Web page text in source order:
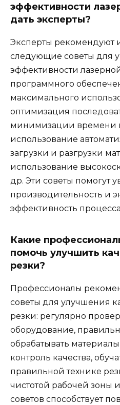
эффективности
дать эксперты?
Эксперты рекомендуют
следующие советы для
эффективности
программного
максимального
оптимизация
минимизации времени
использование
загрузки и разгрузки
использование
др. Эти советы помогут
производительность и
эффективность
Какие
помочь улучшить
резки?
Профессионалы
советы для улучшения
резки: регулярно
оборудование,
обрабатывать
контроль качества,
правильной технике
чистотой рабочей зоны
советов способствует